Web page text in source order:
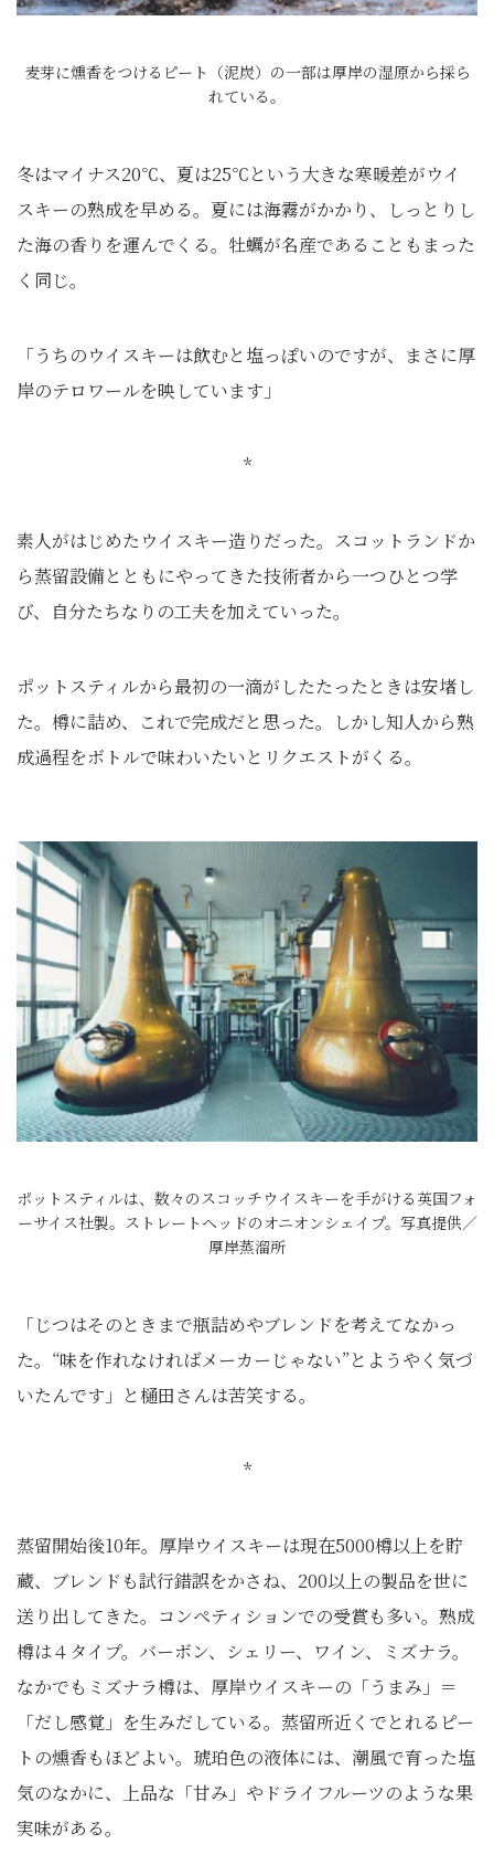
麦芽に燻香をつけるピート（泥炭）の一部は厚岸の湿原から採ら
れている。
冬はマイナス20℃、夏は25℃という大きな寒暖差がウイ
スキーの熟成を早める。夏には海霧がかかり、しっとりし
た海の香りを運んでくる。牡蠣が名産であることもまった
く同じ。
「うちのウイスキーは飲むと塩っぽいのですが、まさに厚
岸のテロワールを映しています」
*
素人がはじめたウイスキー造りだった。スコットランドか
ら蒸留設備とともにやってきた技術者から一つひとつ学
び、自分たちなりの工夫を加えていった。
ポットスティルから最初の一滴がしたたったときは安堵し
た。樽に詰め、これで完成だと思った。しかし知人から熟
成過程をボトルで味わいたいとリクエストがくる。
ポットスティルは、数々のスコッチウイスキーを手がける英国フォ
ーサイス社製。ストレートヘッドのオニオンシェイプ。写真提供／
厚岸蒸溜所
「じつはそのときまで瓶詰めやブレンドを考えてなかっ
た。“味を作れなければメーカーじゃない”とようやく気づ
いたんです」と樋田さんは苦笑する。
*
蒸留開始後10年。厚岸ウイスキーは現在5000樽以上を貯
蔵、ブレンドも試行錯誤をかさね、200以上の製品を世に
送り出してきた。コンペティションでの受賞も多い。熟成
樽は４タイプ。バーボン、シェリー、ワイン、ミズナラ。
なかでもミズナラ樽は、厚岸ウイスキーの「うまみ」＝
「だし感覚」を生みだしている。蒸留所近くでとれるピー
トの燻香もほどよい。琥珀色の液体には、潮風で育った塩
気のなかに、上品な「甘み」やドライフルーツのような果
実味がある。